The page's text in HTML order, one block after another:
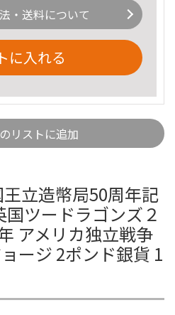
・送料について
に入れる
リストに追加
王立造幣局50周年記
ツードラゴンズ２
アメリカ独立戦争
ージ 2ポンド銀貨 1